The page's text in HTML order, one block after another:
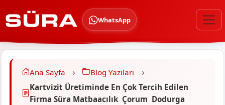
WhatsApp
Ana Sayfa
Blog Yazıları
Kartvizit Üretiminde En Çok Tercih Edilen
Firma Süra Matbaacılık Çorum Dodurga